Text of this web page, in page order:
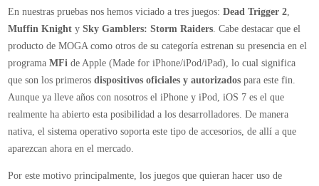
realmente ha abierto esta posibilidad a los desarrolladores. De manera
nativa, el sistema operativo soporta este tipo de accesorios, de allí a que
aparezcan ahora en el mercado.
Por este motivo principalmente, los juegos que quieran hacer uso de
mandos externos no tendrán que recurrir a dispositivos propietarios o
desarrollados ad-hoc, sino que solamente deberán cumplir el estándar. De
hecho, MOGA pone a disposición de los usuarios un catálogo de juegos
compatibles en su web, para ir consultando si tu juego preferido ya lo es.
Volviendo al juego: creemos que no hay mejor manera de explicar este